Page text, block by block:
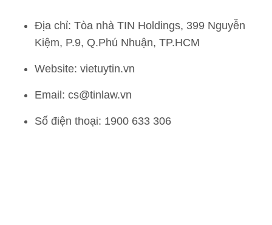
Địa chỉ: Tòa nhà TIN Holdings, 399 Nguyễn
Kiệm, P.9, Q.Phú Nhuận, TP.HCM
Website: vietuytin.vn
Email: cs@tinlaw.vn
Số điện thoại: 1900 633 306